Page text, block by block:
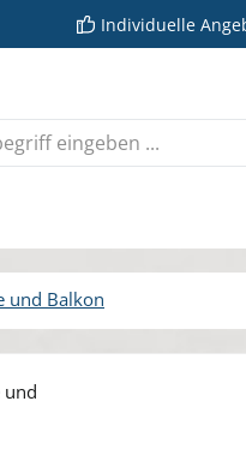
Individuelle
und Balkon